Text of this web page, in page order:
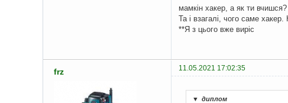
мамкін хакер, а як ти
Та і взагалі, чого саме
**Я з цього вже виріс
frz 11.05.2021 17:02:35
▼ диплом